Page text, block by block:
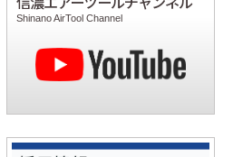
Shinano AirTool Channel